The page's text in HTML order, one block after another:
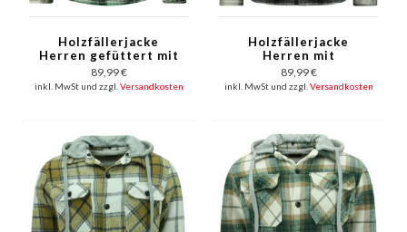
Holzfällerjacke
Herren gefüttert mit
Reißverschluss -7088
- Grün
89,99 €
inkl. MwSt und zzgl. Versandkosten
Holzfällerjacke
Herren mit
Reißverschluss -7088
- Schwarz
89,99 €
inkl. MwSt und zzgl. Versandkosten